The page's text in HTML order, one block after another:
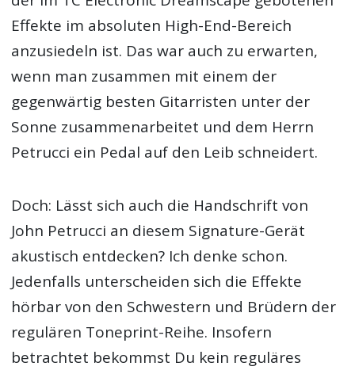
Effekte im absoluten High-End-Bereich
anzusiedeln ist. Das war auch zu erwarten,
wenn man zusammen mit einem der
gegenwärtig besten Gitarristen unter der
Sonne zusammenarbeitet und dem Herrn
Petrucci ein Pedal auf den Leib schneidert.
Doch: Lässt sich auch die Handschrift von
John Petrucci an diesem Signature-Gerät
akustisch entdecken? Ich denke schon.
Jedenfalls unterscheiden sich die Effekte
hörbar von den Schwestern und Brüdern der
regulären Toneprint-Reihe. Insofern
betrachtet bekommst Du kein reguläres